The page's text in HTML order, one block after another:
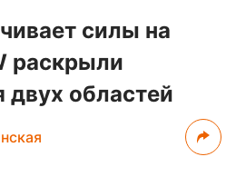
силы на
раскрыли
двух областей